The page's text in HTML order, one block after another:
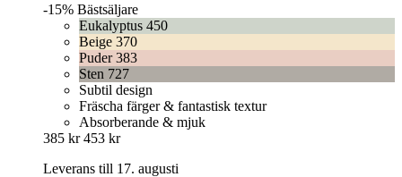
-15% Bästsäljare
Eukalyptus 450
Beige 370
Puder 383
Sten 727
Subtil design
Fräscha färger & fantastisk textur
Absorberande & mjuk
385 kr 453 kr
Leverans till 17. augusti